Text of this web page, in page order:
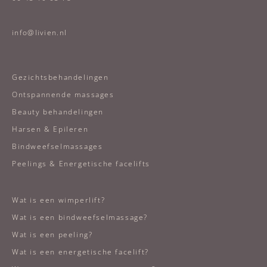
info@livien.nl
Gezichtsbehandelingen
Ontspannende massages
Beauty behandelingen
Harsen & Epileren
Bindweefselmassages
Peelings & Energetische facelifts
Wat is een wimperlift?
Wat is een bindweefselmassage?
Wat is een peeling?
Wat is een energetische facelift?